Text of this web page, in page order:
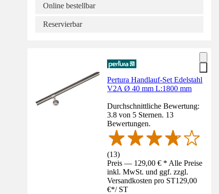
Online bestellbar
Reservierbar
Pertura Handlauf-Set Edelstahl
V2A Ø 40 mm L:1800 mm
Durchschnittliche Bewertung:
3.8 von 5 Sternen. 13
Bewertungen.
(13)
Preis — 129,00 € * Alle Preise
inkl. MwSt. und ggf. zzgl.
Versandkosten pro ST129,00
€*/ ST